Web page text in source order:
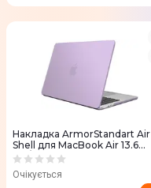
Накладка ArmorStandart Air
Shell для MacBook Air 13.6
M3/M2 (Purple)
Очікується